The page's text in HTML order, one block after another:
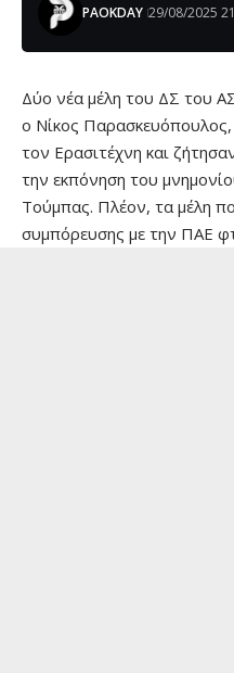
PAOKDAY 29/08/2025
Δύο νέα μέλη του ΔΣ του
ο Νίκος
τον Ερασιτέχνη και
την εκπόνηση του
Τούμπας. Πλέον, τα μέλη
συμπόρευσης με την ΠΑΕ